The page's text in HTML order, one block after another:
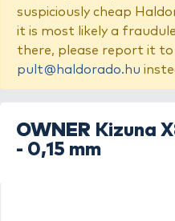
suspiciously cheap
it is most likely a
there, please report it to
pult@haldorado.hu
OWNER Kizuna
- 0,15 mm